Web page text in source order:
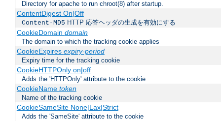
Directory for apache to run chroot(8) after startup.
ContentDigest On|Off
Content-MD5 HTTP 応答ヘッダの生成を有効にする
CookieDomain domain
The domain to which the tracking cookie applies
CookieExpires expiry-period
Expiry time for the tracking cookie
CookieHTTPOnly on|off
Adds the 'HTTPOnly' attribute to the cookie
CookieName token
Name of the tracking cookie
CookieSameSite None|Lax|Strict
Adds the 'SameSite' attribute to the cookie